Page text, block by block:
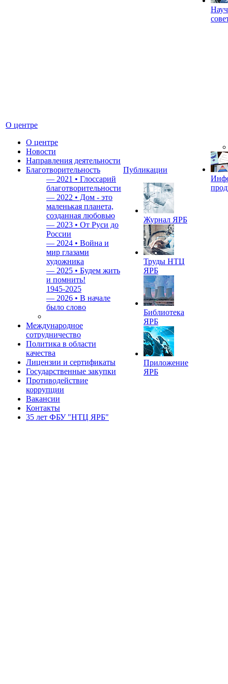
О центре
О центре
Новости
Направления деятельности
Благотворительность
— 2021 • Глоссарий
благотворительности
— 2022 • Дом - это
маленькая планета,
созданная любовью
— 2023 • От Руси до
России
— 2024 • Война и
мир глазами
художника
— 2025 • Будем жить
и помнить!
1945-2025
— 2026 • В начале
было слово
Международное
сотрудничество
Политика в области
качества
Лицензии и сертификаты
Государственные закупки
Противодействие
коррупции
Вакансии
Контакты
35 лет ФБУ "НТЦ ЯРБ"
Публикации
Журнал ЯРБ
Труды НТЦ
ЯРБ
Библиотека
ЯРБ
Приложение
ЯРБ